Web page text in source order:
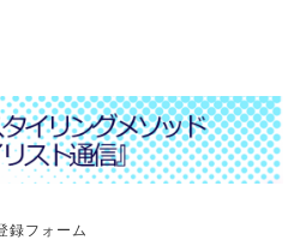
録フォーム